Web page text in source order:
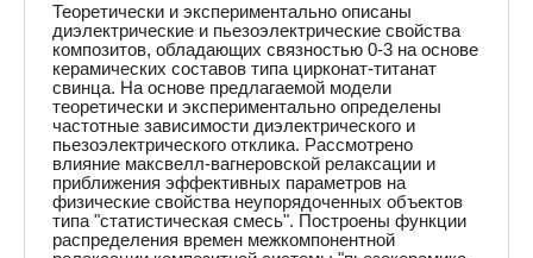
Теоретически и экспериментально описаны
диэлектрические и пьезоэлектрические свойства
композитов, обладающих связностью 0-3 на основе
керамических составов типа цирконат-титанат
свинца. На основе предлагаемой модели
теоретически и экспериментально определены
частотные зависимости диэлектрического и
пьезоэлектрического отклика. Рассмотрено
влияние максвелл-вагнеровской релаксации и
приближения эффективных параметров на
физические свойства неупорядоченных объектов
типа "статистическая смесь". Построены функции
распределения времен межкомпонентной